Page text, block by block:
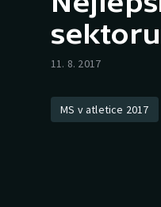
Hokej
Tenis
Cyklistika
sektoru
11. 8. 2017
MS v atletice 2017